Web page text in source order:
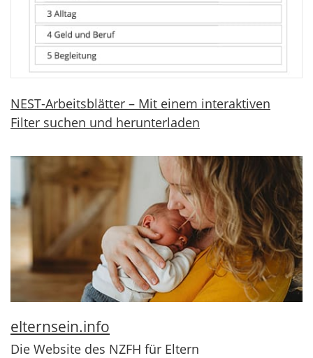
NEST-Arbeitsblätter – Mit einem interaktiven
Filter suchen und herunterladen
elternsein.info
Die Website des NZFH für Eltern